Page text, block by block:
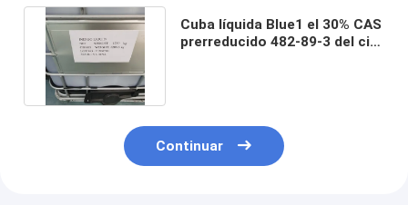
Cuba líquida Blue1 el 30% CAS
prerreducido 482-89-3 del ci
Continuar